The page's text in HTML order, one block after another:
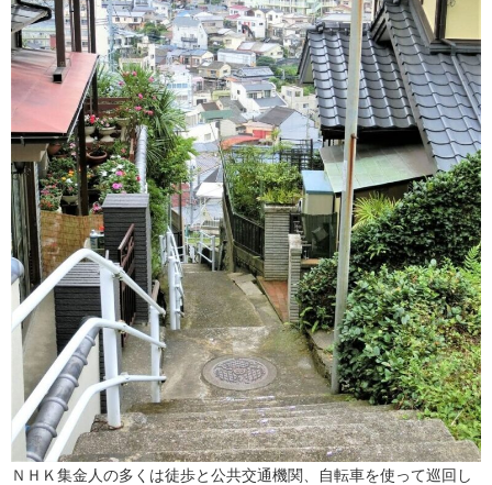
ＮＨＫ集金人の多くは徒歩と公共交通機関、自転車を使って巡回し